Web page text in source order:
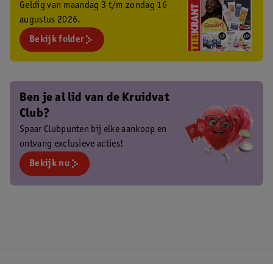
Geldig van maandag 3 t/m zondag 16
augustus 2026.
Bekijk folder
Ben je al lid van de Kruidvat
Club?
Spaar Clubpunten bij elke aankoop en
ontvang exclusieve acties!
Bekijk nu